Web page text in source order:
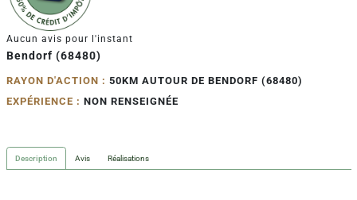
Aucun avis pour l'instant
Bendorf (68480)
RAYON D'ACTION : 50KM AUTOUR DE BENDORF (68480)
EXPÉRIENCE : NON RENSEIGNÉE
Description Avis Réalisations